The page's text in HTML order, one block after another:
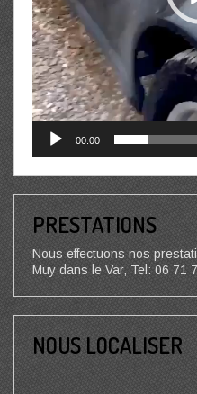
00:00
PRESTATIONS
Nous effectuons nos
Muy dans le Var, Tel: 06 71
NOUS LOCALISER